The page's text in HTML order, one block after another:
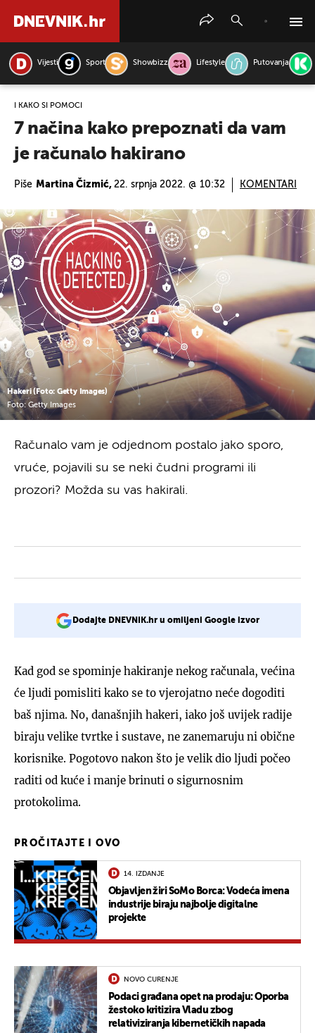
Vijesti Sport Showbizz Lifestyle Putovanja
I KAKO SI POMOĆI
7 načina kako prepoznati da vam
je računalo hakirano
Piše Martina Čizmić, 22. srpnja 2022. @ 10:32 KOMENTARI
Hakeri (Foto: Getty Images)
Foto: Getty Images
Računalo vam je odjednom postalo jako sporo,
vruće, pojavili su se neki čudni programi ili
prozori? Možda su vas hakirali.
Dodajte DNEVNIK.hr u omiljeni Google izvor
Kad god se spominje hakiranje nekog računala, većina
će ljudi pomisliti kako se to vjerojatno neće dogoditi
baš njima. No, današnjih hakeri, iako još uvijek radije
biraju velike tvrtke i sustave, ne zanemaruju ni obične
korisnike. Pogotovo nakon što je velik dio ljudi počeo
raditi od kuće i manje brinuti o sigurnosnim
protokolima.
PROČITAJTE I OVO
14. IZDANJE
Objavljen žiri SoMo Borca: Vodeća imena
industrije biraju najbolje digitalne
projekte
NOVO CURENJE
Podaci građana opet na prodaju: Oporba
žestoko kritizira Vladu zbog
relativiziranja kibernetičkih napada
PRETRAŽITE VIJESTI